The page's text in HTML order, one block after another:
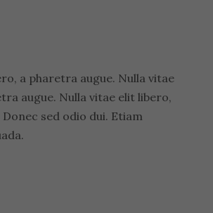
a pharetra augue. Nulla vitae
augue. Nulla vitae elit libero,
sed odio dui. Etiam